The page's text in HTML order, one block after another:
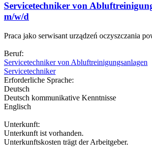
Servicetechniker von
m/w/d
Praca jako serwisant urządzeń oczyszczania
Beruf:
Servicetechniker von Abluftreinigungsanlagen
Servicetechniker
Erforderliche Sprache:
Deutsch
Deutsch kommunikative Kenntnisse
Englisch
Unterkunft:
Unterkunft ist vorhanden.
Unterkunftskosten trägt der Arbeitgeber.